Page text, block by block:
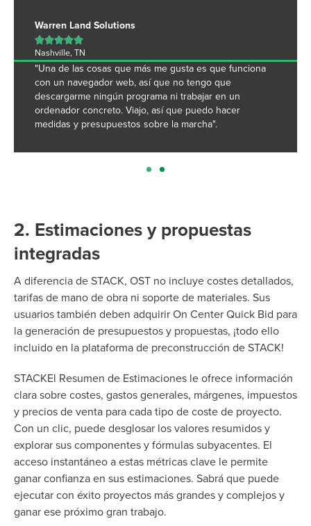
Warren Land Solutions

Nashville, TN
"Una de las cosas que más me gusta es que funciona
con un navegador web, así que no tengo que
descargarme ningún programa ni trabajar en un
ordenador concreto. Viajo, así que puedo hacer
medidas y presupuestos sobre la marcha".
2. Estimaciones y propuestas
integradas
A diferencia de STACK, OST no incluye costes detallados,
tarifas de mano de obra ni soporte de materiales. Sus
usuarios también deben adquirir On Center Quick Bid para
la generación de presupuestos y propuestas, ¡todo ello
incluido en la plataforma de preconstrucción de STACK!
STACKEl Resumen de Estimaciones le ofrece información
clara sobre costes, gastos generales, márgenes, impuestos
y precios de venta para cada tipo de coste de proyecto.
Con un clic, puede desglosar los valores resumidos y
explorar sus componentes y fórmulas subyacentes. El
acceso instantáneo a estas métricas clave le permite
ganar confianza en sus estimaciones. Sabrá que puede
ejecutar con éxito proyectos más grandes y complejos y
ganar ese próximo gran trabajo.